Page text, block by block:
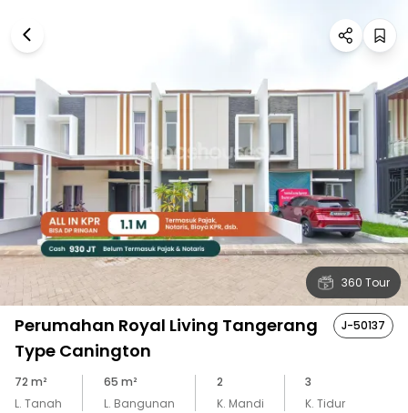
360 Tour
Perumahan Royal Living Tangerang
Type Canington
J-50137
72 m²
L. Tanah
65 m²
L. Bangunan
2
K. Mandi
3
K. Tidur